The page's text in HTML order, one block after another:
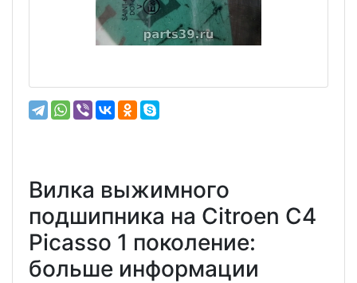
Вилка выжимного
подшипника на Citroen C4
Picasso 1 поколение:
больше информации